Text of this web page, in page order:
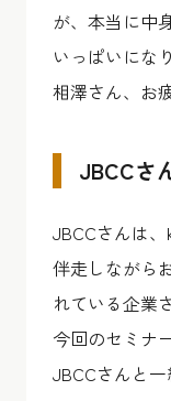
が、本当に中
いっぱいにな
相澤さん、お
JBCCさ
JBCCさんは
伴走しながら
れている企業
今回のセミナ
JBCCさんと